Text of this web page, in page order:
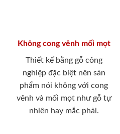
Không cong vênh mối mọt
Thiết kế bằng gỗ công
nghiệp đặc biệt nên sản
phẩm nói không với cong
vênh và mối mọt như gỗ tự
nhiên hay mắc phải.